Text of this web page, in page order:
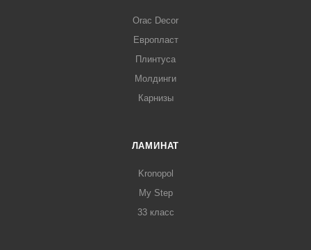
Orac Decor
Европласт
Плинтуса
Молдинги
Карнизы
ЛАМИНАТ
Kronopol
My Step
33 класс